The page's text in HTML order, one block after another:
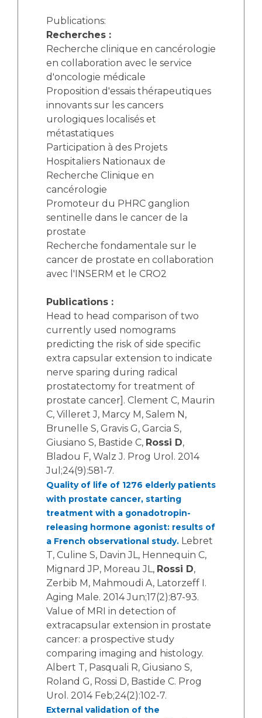
Publications:
Recherches :
Recherche clinique en cancérologie
en collaboration avec le service
d'oncologie médicale
Proposition d'essais thérapeutiques
innovants sur les cancers
urologiques localisés et
métastatiques
Participation à des Projets
Hospitaliers Nationaux de
Recherche Clinique en
cancérologie
Promoteur du PHRC ganglion
sentinelle dans le cancer de la
prostate
Recherche fondamentale sur le
cancer de prostate en collaboration
avec l'INSERM et le CRO2
Publications :
Head to head comparison of two
currently used nomograms
predicting the risk of side specific
extra capsular extension to indicate
nerve sparing during radical
prostatectomy for treatment of
prostate cancer]. Clement C, Maurin
C, Villeret J, Marcy M, Salem N,
Brunelle S, Gravis G, Garcia S,
Giusiano S, Bastide C, Rossi D,
Bladou F, Walz J. Prog Urol. 2014
Jul;24(9):581-7.
Quality of life of 1276 elderly patients
with prostate cancer, starting
treatment with a gonadotropin-
releasing hormone agonist: results of
a French observational study. Lebret
T, Culine S, Davin JL, Hennequin C,
Mignard JP, Moreau JL, Rossi D,
Zerbib M, Mahmoudi A, Latorzeff I.
Aging Male. 2014 Jun;17(2):87-93.
Value of MRI in detection of
extracapsular extension in prostate
cancer: a prospective study
comparing imaging and histology.
Albert T, Pasquali R, Giusiano S,
Roland G, Rossi D, Bastide C. Prog
Urol. 2014 Feb;24(2):102-7.
External validation of the